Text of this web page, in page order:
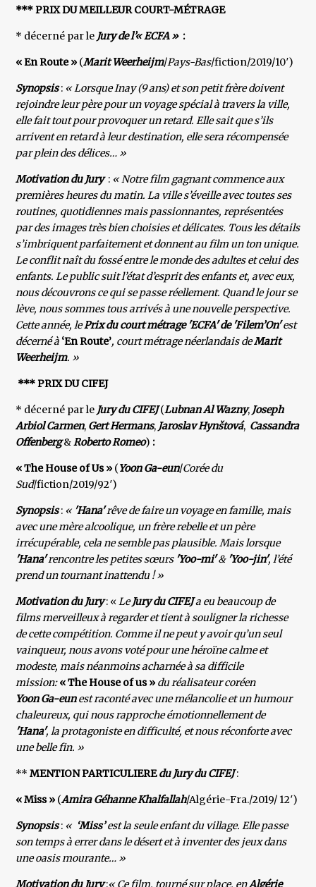
*** PRIX DU MEILLEUR COURT-MÉTRAGE
* décerné par le Jury de l’« ECFA » :
« En Route » (Marit Weerheijm/Pays-Bas/fiction/2019/10′)
Synopsis: « Lorsque Inay (9 ans) et son petit frère doivent
rejoindre leur père pour un voyage spécial à travers la ville,
elle fait tout pour provoquer un retard. Elle sait que s’ils
arrivent en retard à leur destination, elle sera récompensée
par plein des délices… »
Motivation du Jury: « Notre film gagnant commence aux
premières heures du matin. La ville s’éveille avec toutes ses
routines, quotidiennes mais passionnantes, représentées
par des images très bien choisies et délicates. Tous les détails
s’imbriquent parfaitement et donnent au film un ton unique.
Le conflit naît du fossé entre le monde des adultes et celui des
enfants. Le public suit l’état d’esprit des enfants et, avec eux,
nous découvrons ce qui se passe réellement. Quand le jour se
lève, nous sommes tous arrivés à une nouvelle perspective.
Cette année, lePrix du court métrage 'ECFA' de 'Filem’On'est
décerné à ‘En Route’, court métrage néerlandais deMarit
Weerheijm. »
*** PRIX DU CIFEJ
* décerné par le Jury du CIFEJ(Lubnan Al Wazny, Joseph
Arbiol Carmen, Gert Hermans, Jaroslav Hynštová, Cassandra
Offenberg&Roberto Romeo) :
« The House of Us » (Yoon Ga-eun/Corée du
Sud/fiction/2019/92′)
Synopsis: « 'Hana'rêve de faire un voyage en famille, mais
avec une mère alcoolique, un frère rebelle et un père
irrécupérable, cela ne semble pas plausible. Mais lorsque
'Hana'rencontre les petites sœurs 'Yoo-mi'& 'Yoo-jin', l’été
prend un tournant inattendu ! »
Motivation du Jury: «LeJury du CIFEJa eu beaucoup de
films merveilleux à regarder et tient à souligner la richesse
de cette compétition. Comme il ne peut y avoir qu’un seul
vainqueur, nous avons voté pour une héroïne calme et
modeste, mais néanmoins acharnée à sa difficile
mission:« The House of us » du réalisateur coréen
Yoon Ga-eunest raconté avec une mélancolie et un humour
chaleureux, qui nous rapproche émotionnellement de
'Hana', la protagoniste en difficulté, et nous réconforte avec
une belle fin. »
**MENTION PARTICULIEREdu Jury du CIFEJ:
« Miss » (Amira Géhanne Khalfallah/Algérie-Fra./2019/ 12′)
Synopsis: « ‘Miss’est la seule enfant du village. Elle passe
son temps à errer dans le désert et à inventer des jeux dans
une oasis mourante… »
Motivation du Jury:« Ce film, tourné sur place, enAlgérie